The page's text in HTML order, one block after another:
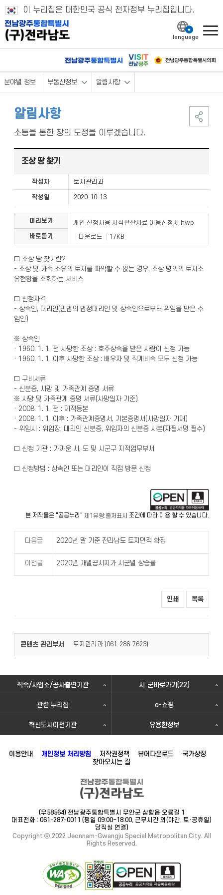
이 누리집은 대한민국 공식 전자정부 누리집입니다.
분야별 정보 부동산정보 알림사항
알림사항
소통을 통한 창의 도정을 이루겠습니다.
조상 땅 찾기
작성자 토지관리과
작성일 2020-10-13
개인 신청자용 지적전산자료 이용신청서.hwp
다운로드
17KB
미리보기
바로듣기
□ 조상 땅 찾기란?
- 조상 및 가족 소유의 토지를 파악할 수 없는 경우, 조상 명의의 토지소
유현황을 조회하는 서비스
□ 신청자격
- 상속인, 대리인(민법의 법정대리인 및 상속인으로부터 위임을 받은 수
임인)
※ 상속인
· 1960. 1. 1. 전 사망한 조상 : 호주상속을 받은 사람이 신청 가능
· 1960. 1. 1. 이후 사망한 조상 : 배우자 및 직계비속 모두 신청 가능
□ 구비서류
- 신분증, 사망 및 가족관계 증명 서류
※ 사망 및 가족관계 증명 서류(사망일자 기준)
· 2008. 1. 1. 전 : 제적등본
· 2008. 1. 1. 이후 : 가족관계증명서, 기본증명서(사망일자 기재)
- 위임시 : 위임장, 대리인 신분증, 위임자의 신분증 사본(자필서명 필수)
□ 신청 기관 : 가까운 시, 도 및 시군구 지적업무부서
□ 신청방법 : 상속인 또는 대리인이 직접 방문 신청
본 저작물은 "공공누리" 제1유형:출처표시 조건에 따라 이용 할 수 있습니다.
다음글 2020년 말 기준 전라남도 토지면적 확정
이전글 2020년 개별공시지가 시군별 상승률
인쇄 목록
콘텐츠 관리부서 토지관리과 (061-286-7623)
직속/사업소/공사출연기관 시·군바로가기(22)
관련 누리집 e-쇼핑
혁신도시이전기관 유용한정보
이용안내 개인정보 처리방침 저작권정책 뷰어다운로드
국가상징
찾아오시는 길
(우58564) 전남광주통합특별시 무안군 삼향읍 오룡길 1
대표전화 : 061-287-0011 (평일 09:00~18:00, 근무시간 외(야간, 토·공휴일)
당직실 연결)
Copyright ⓒ 2022 Jeonnam-Gwangju Special Metropolitan City. All
Rights Reserved.